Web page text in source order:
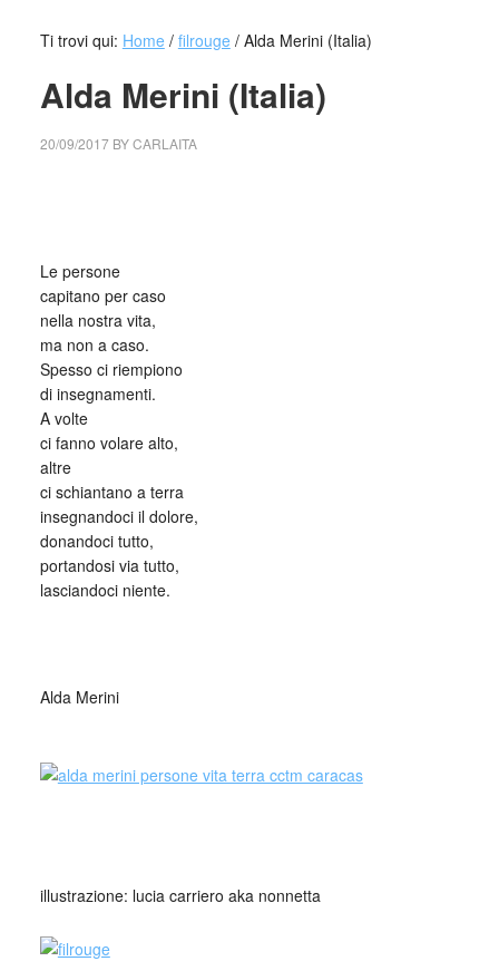
Ti trovi qui: Home / filrouge /Alda Merini (Italia)
Alda Merini (Italia)
20/09/2017BYCARLAITA
Le persone
capitano per caso
nella nostra vita,
ma non a caso.
Spesso ci riempiono
di insegnamenti.
A volte
ci fanno volare alto,
altre
ci schiantano a terra
insegnandoci il dolore,
donandoci tutto,
portandosi via tutto,
lasciandoci niente.
Alda Merini
illustrazione: lucia carriero aka nonnetta